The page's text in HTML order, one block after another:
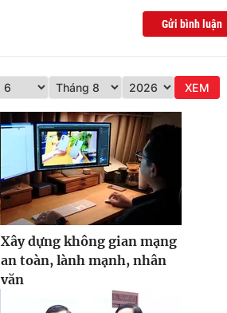
Gửi bình luận
XEM
Xây dựng không gian mạng
an toàn, lành mạnh, nhân
văn